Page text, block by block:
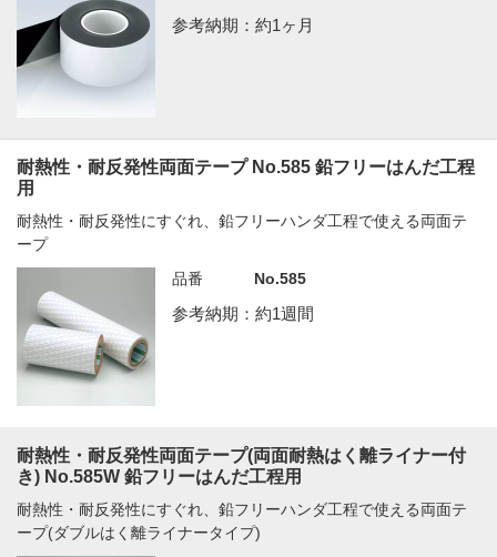
参考納期：約1ヶ月
耐熱性・耐反発性両面テープ No.585 鉛フリーはんだ工程
用
耐熱性・耐反発性にすぐれ、鉛フリーハンダ工程で使える両面テ
ープ
品番
No.585
参考納期：約1週間
耐熱性・耐反発性両面テープ(両面耐熱はく離ライナー付
き) No.585W 鉛フリーはんだ工程用
耐熱性・耐反発性にすぐれ、鉛フリーハンダ工程で使える両面テ
ープ(ダブルはく離ライナータイプ)